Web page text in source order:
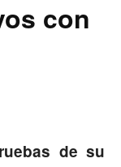
con
de su